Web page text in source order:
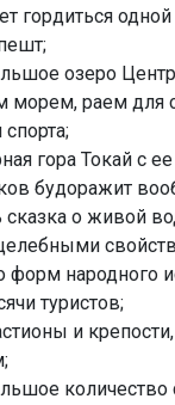
гордиться
озеро
морем, раем для
гора Токай с
будоражит
сказка о живой
форм
туристов;
и